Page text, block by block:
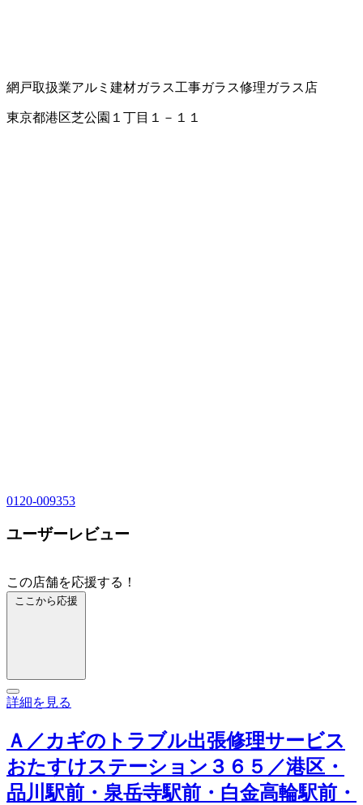
網戸取扱業アルミ建材ガラス工事ガラス修理ガラス店
東京都港区芝公園１丁目１－１１
0120-009353
ユーザーレビュー
この店舗を応援する！
ここから応援
詳細を見る
Ａ／カギのトラブル出張修理サービス
おたすけステーション３６５／港区・
品川駅前・泉岳寺駅前・白金高輪駅前・